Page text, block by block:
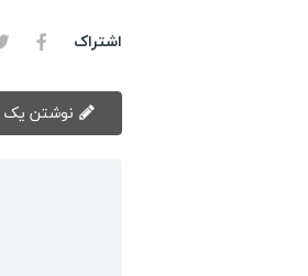
اشتراک